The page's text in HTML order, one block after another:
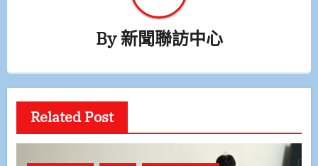
By新聞聯訪中心
Related Post